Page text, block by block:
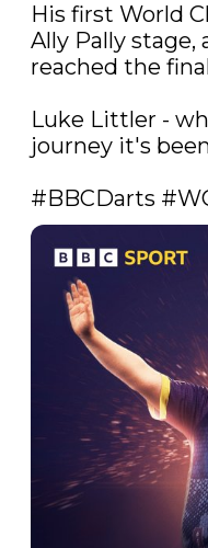
His first World
Ally Pally stage,
reached the
Luke Littler -
journey it's
#BBCDarts